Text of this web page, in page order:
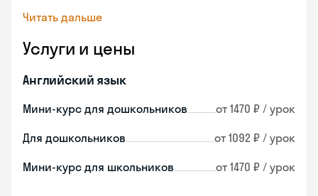
Читать дальше
Услуги и цены
Английский язык
Мини-курс для дошкольников от 1470 ₽ / урок
Для дошкольников от 1092 ₽ / урок
Мини-курс для школьников от 1470 ₽ / урок